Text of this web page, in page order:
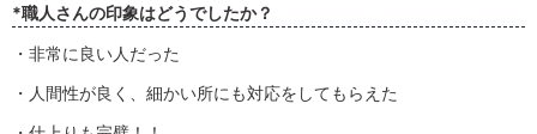
*職人さんの印象はどうでしたか？
・非常に良い人だった
・人間性が良く、細かい所にも対応をしてもらえた